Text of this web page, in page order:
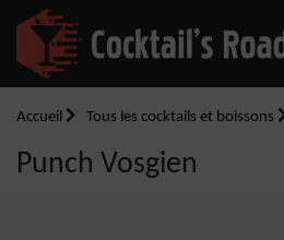
Accueil Tous les cocktails et boissons
Punch Vosgien